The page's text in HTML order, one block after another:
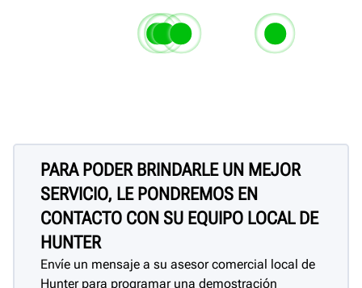
corrosión.
zinc
corrosión
PARA PODER BRINDARLE UN MEJOR
SERVICIO, LE PONDREMOS EN
CONTACTO CON SU EQUIPO LOCAL DE
HUNTER
Envíe un mensaje a su asesor comercial local de
Hunter para programar una demostración